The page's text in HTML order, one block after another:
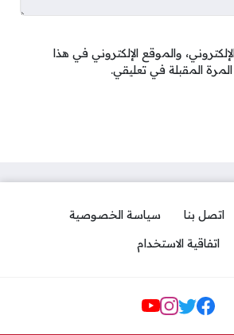
والموقع الإلكتروني في هذا
المقبلة في تعليقي.
اتصل بنا
سياسة الخصوصية
اتفاقية الاستخدام
مواقع التواصل